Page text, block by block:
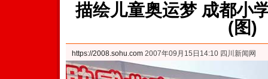
描绘儿童奥运梦 成都小
(图)
https://2008.sohu.com 2007年09月15日14:10 四川新闻网